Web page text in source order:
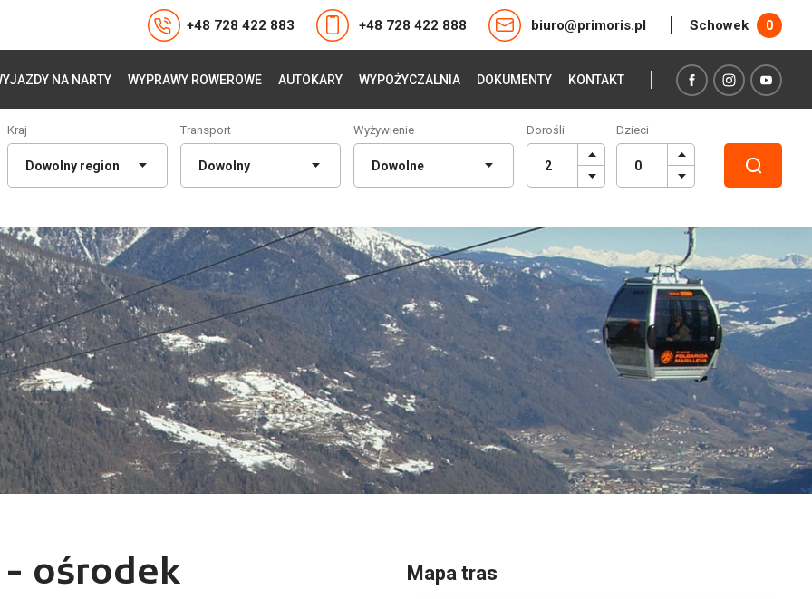
+48 728 422 883 +48 728 422 888 biuro@primoris.pl Schowek 0
NA NARTY WYPRAWY ROWEROWE AUTOKARY WYPOŻYCZALNIA DOKUMENTY KONTAKT
Kraj Transport Wyżywienie Dorośli Dzieci
ośrodek Mapa tras